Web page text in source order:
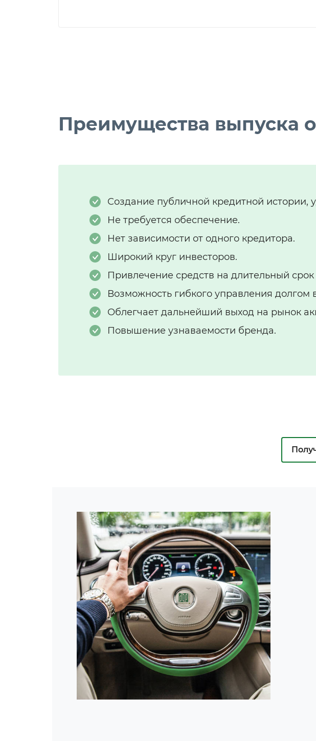
Преимущества выпуска
Создание публичной кредитной
Не требуется обеспечение.
Нет зависимости от одного кредитора.
Широкий круг инвесторов.
Привлечение средств на длительный срок
Возможность гибкого управления
Облегчает дальнейший выход на рынок
Повышение узнаваемости бренда.